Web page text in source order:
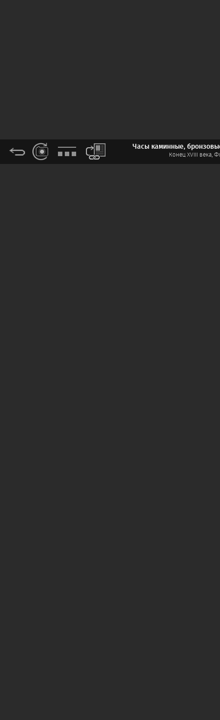
Часы каминные,
Конец XVIII века,